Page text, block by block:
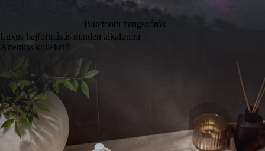
Bluetooth hangszórók
Luxus hajformázás minden alkalomra
Artemiss kollekció